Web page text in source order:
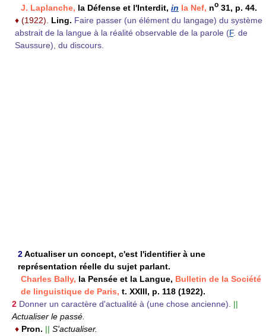
J. Laplanche, la Défense et l'Interdit, in la Nef, no 31, p. 44.
♦ (1922). Ling. Faire passer (un élément du langage) du système
abstrait de la langue à la réalité observable de la parole (F. de
Saussure), du discours.
2Actualiser un concept, c'est l'identifier à une
représentation réelle du sujet parlant.
Charles Bally, la Pensée et la Langue, Bulletin de la Société
de linguistique de Paris, t. XXIII, p. 118 (1922).
2 Donner un caractère d'actualité à (une chose ancienne).
||
Actualiser le passé.
♦ Pron. || S'actualiser.